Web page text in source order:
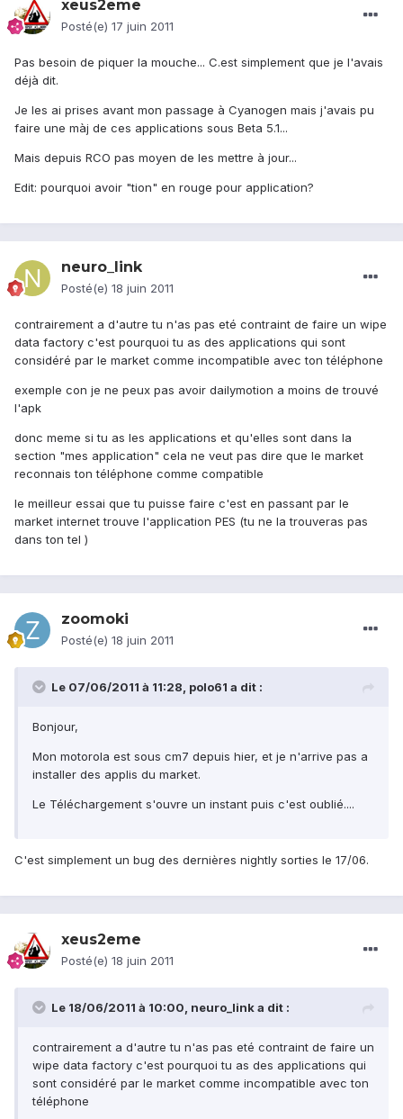
xeus2eme
Posté(e) 17 juin 2011
Pas besoin de piquer la mouche... C.est simplement que je l'avais
déjà dit.
Je les ai prises avant mon passage à Cyanogen mais j'avais pu
faire une màj de ces applications sous Beta 5.1...
Mais depuis RCO pas moyen de les mettre à jour...
Edit: pourquoi avoir "tion" en rouge pour application?
neuro_link
Posté(e) 18 juin 2011
contrairement a d'autre tu n'as pas eté contraint de faire un wipe
data factory c'est pourquoi tu as des applications qui sont
considéré par le market comme incompatible avec ton téléphone
exemple con je ne peux pas avoir dailymotion a moins de trouvé
l'apk
donc meme si tu as les applications et qu'elles sont dans la
section "mes application" cela ne veut pas dire que le market
reconnais ton téléphone comme compatible
le meilleur essai que tu puisse faire c'est en passant par le
market internet trouve l'application PES (tu ne la trouveras pas
dans ton tel )
zoomoki
Posté(e) 18 juin 2011
Le 07/06/2011 à 11:28, polo61 a dit :
Bonjour,
Mon motorola est sous cm7 depuis hier, et je n'arrive pas a
installer des applis du market.
Le Téléchargement s'ouvre un instant puis c'est oublié....
C'est simplement un bug des dernières nightly sorties le 17/06.
xeus2eme
Posté(e) 18 juin 2011
Le 18/06/2011 à 10:00, neuro_link a dit :
contrairement a d'autre tu n'as pas eté contraint de faire un
wipe data factory c'est pourquoi tu as des applications qui
sont considéré par le market comme incompatible avec ton
téléphone